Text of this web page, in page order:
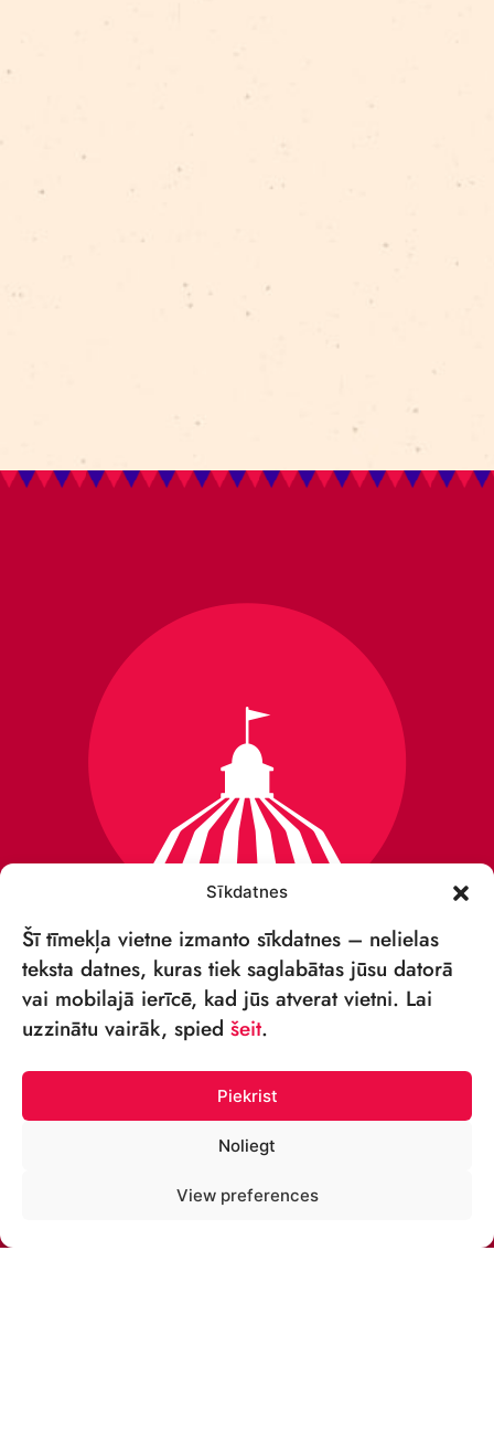
Sīkdatnes
Šī tīmekļa vietne izmanto sīkdatnes – nelielas
teksta datnes, kuras tiek saglabātas jūsu datorā
vai mobilajā ierīcē, kad jūs atverat vietni. Lai
uzzinātu vairāk, spied šeit.
Piekrist
Noliegt
View preferences
VSIA „RĪGAS CIRKS”
Merķeļa iela 4,
Rīga, LV-1050, Latvija
Reģ. Nr.: 40003027789
TĀLRUNIS: